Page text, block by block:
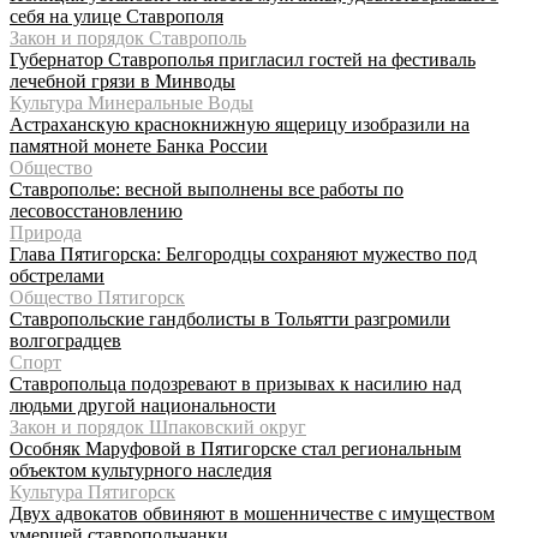
себя на улице Ставрополя
Закон и порядок Ставрополь
Губернатор Ставрополья пригласил гостей на фестиваль
лечебной грязи в Минводы
Культура Минеральные Воды
Астраханскую краснокнижную ящерицу изобразили на
памятной монете Банка России
Общество
Ставрополье: весной выполнены все работы по
лесовосстановлению
Природа
Глава Пятигорска: Белгородцы сохраняют мужество под
обстрелами
Общество Пятигорск
Ставропольские гандболисты в Тольятти разгромили
волгоградцев
Спорт
Ставропольца подозревают в призывах к насилию над
людьми другой национальности
Закон и порядок Шпаковский округ
Особняк Маруфовой в Пятигорске стал региональным
объектом культурного наследия
Культура Пятигорск
Двух адвокатов обвиняют в мошенничестве с имуществом